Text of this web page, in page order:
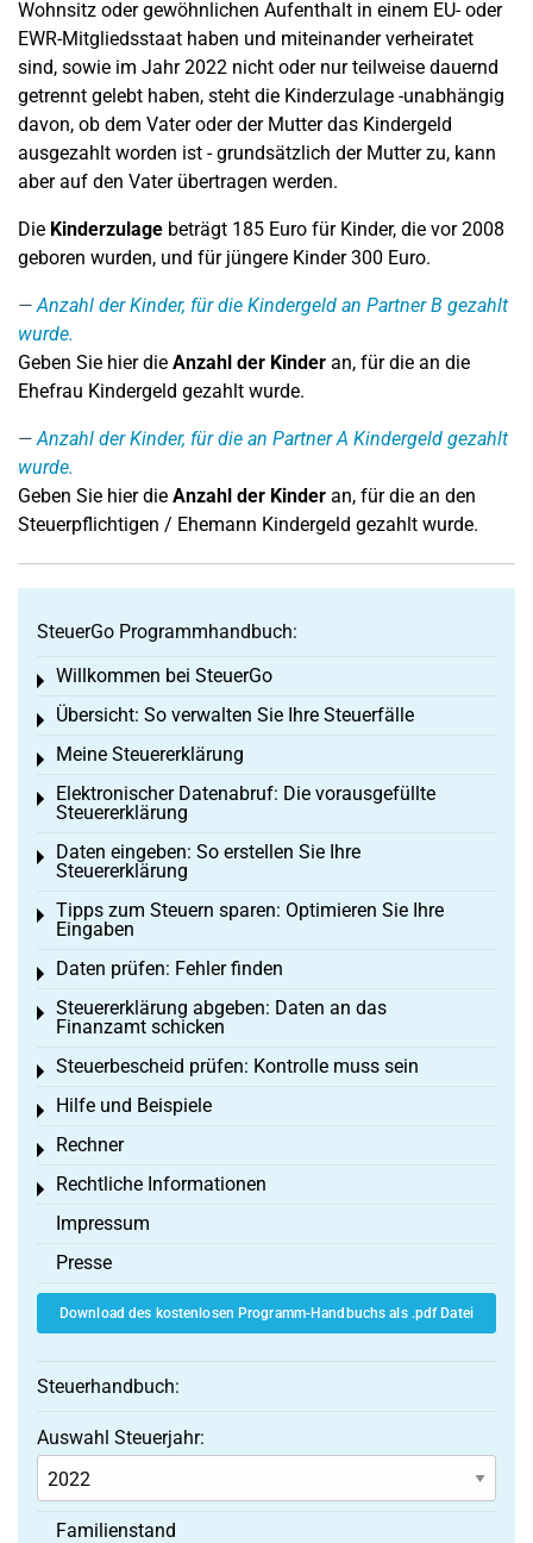
Wohnsitz oder gewöhnlichen Aufenthalt in einem EU- oder
EWR-Mitgliedsstaat haben und miteinander verheiratet
sind, sowie im Jahr 2022 nicht oder nur teilweise dauernd
getrennt gelebt haben, steht die Kinderzulage -unabhängig
davon, ob dem Vater oder der Mutter das Kindergeld
ausgezahlt worden ist - grundsätzlich der Mutter zu, kann
aber auf den Vater übertragen werden.
Die Kinderzulage beträgt 185 Euro für Kinder, die vor 2008
geboren wurden, und für jüngere Kinder 300 Euro.
Anzahl der Kinder, für die Kindergeld an Partner B gezahlt
wurde.
Geben Sie hier die Anzahl der Kinder an, für die an die
Ehefrau Kindergeld gezahlt wurde.
Anzahl der Kinder, für die an Partner A Kindergeld gezahlt
wurde.
Geben Sie hier die Anzahl der Kinder an, für die an den
Steuerpflichtigen / Ehemann Kindergeld gezahlt wurde.
SteuerGo Programmhandbuch:
Willkommen bei SteuerGo
Toggle menu
Übersicht: So verwalten Sie Ihre Steuerfälle
Toggle menu
Meine Steuererklärung
Toggle menu
Elektronischer Datenabruf: Die vorausgefüllte
Steuererklärung
Toggle menu
Daten eingeben: So erstellen Sie Ihre
Steuererklärung
Toggle menu
Tipps zum Steuern sparen: Optimieren Sie Ihre
Eingaben
Toggle menu
Daten prüfen: Fehler finden
Toggle menu
Steuererklärung abgeben: Daten an das
Finanzamt schicken
Toggle menu
Steuerbescheid prüfen: Kontrolle muss sein
Toggle menu
Hilfe und Beispiele
Toggle menu
Rechner
Toggle menu
Rechtliche Informationen
Toggle menu
Impressum
Presse
Download des kostenlosen Programm-Handbuchs als .pdf Datei
Steuerhandbuch:
Auswahl Steuerjahr:
Familienstand